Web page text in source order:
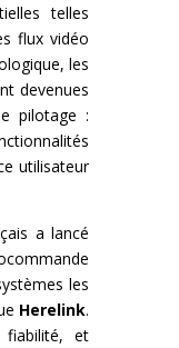
telles
flux vidéo
les
devenues
pilotage :
utilisateur
a lancé
les
Herelink.
et